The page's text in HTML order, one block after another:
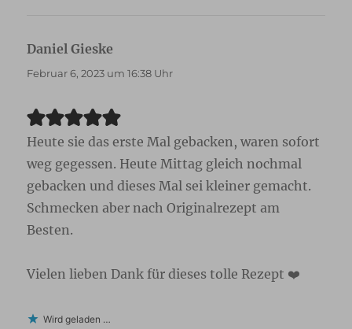
Daniel Gieske
Februar 6, 2023 um 16:38 Uhr
Heute sie das erste Mal gebacken, waren sofort
weg gegessen. Heute Mittag gleich nochmal
gebacken und dieses Mal sei kleiner gemacht.
Schmecken aber nach Originalrezept am
Besten.
Vielen lieben Dank für dieses tolle Rezept ❤️
Wird geladen …